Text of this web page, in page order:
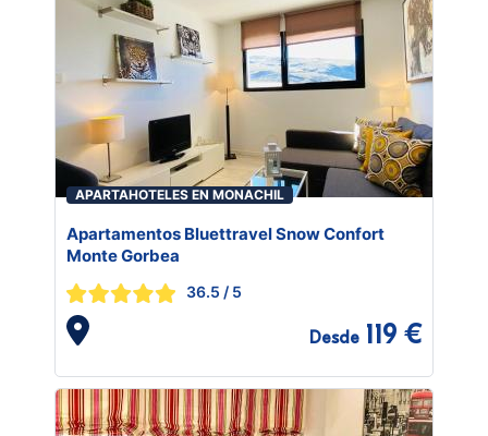
APARTAHOTELES EN MONACHIL
Apartamentos Bluettravel Snow Confort
Monte Gorbea
36.5 / 5
Desde 119 €